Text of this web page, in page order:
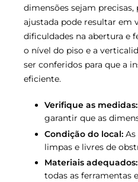
dimensões sejam
ajustada pode resultar em
dificuldades na abertura e
o nível do piso e a
ser conferidos para que a
eficiente.
Verifique as medidas:
garantir que as
Condição do local:
limpas e livres de
Materiais adequados:
todas as ferramentas